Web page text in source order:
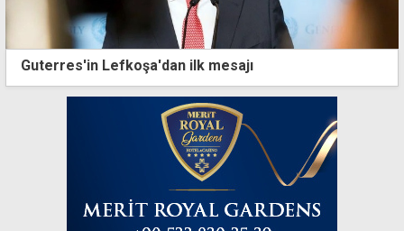
Guterres'in Lefkoşa'dan ilk mesajı